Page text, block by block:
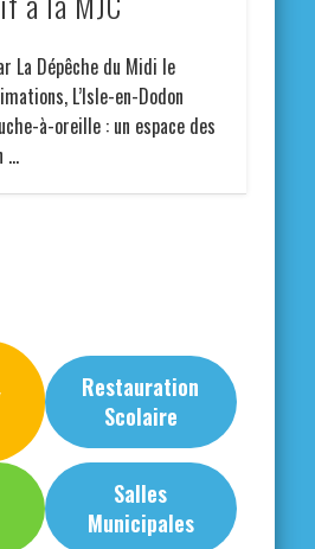
La Dépêche du Midi le
L’Isle-en-Dodon
à-oreille : un espace des
…
Restauration
Scolaire
Salles
Municipales